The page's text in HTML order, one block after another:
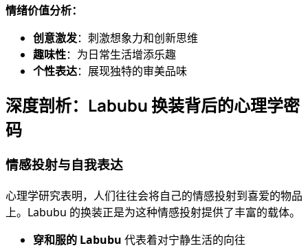
情绪价值分析：
创意激发：刺激想象力和创新思维
趣味性：为日常生活增添乐趣
个性表达：展现独特的审美品味
深度剖析：Labubu 换装背后的心理学密
码
情感投射与自我表达
心理学研究表明，人们往往会将自己的情感投射到喜爱的物品
上。Labubu 的换装正是为这种情感投射提供了丰富的载体。
穿和服的 Labubu 代表着对宁静生活的向往